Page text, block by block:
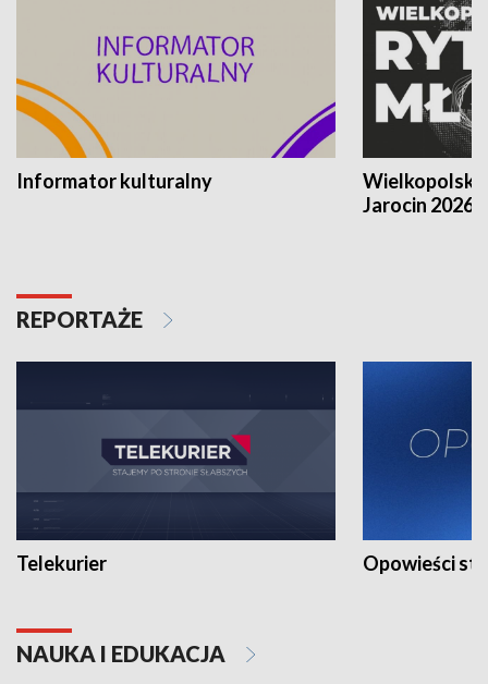
Informator kulturalny
Jarocin 2026
REPORTAŻE
Telekurier Opowieści
NAUKA I EDUKACJA